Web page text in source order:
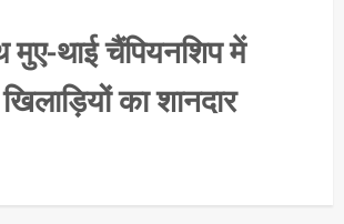
मुए-थाई चैंपियनशिप में
का शानदार